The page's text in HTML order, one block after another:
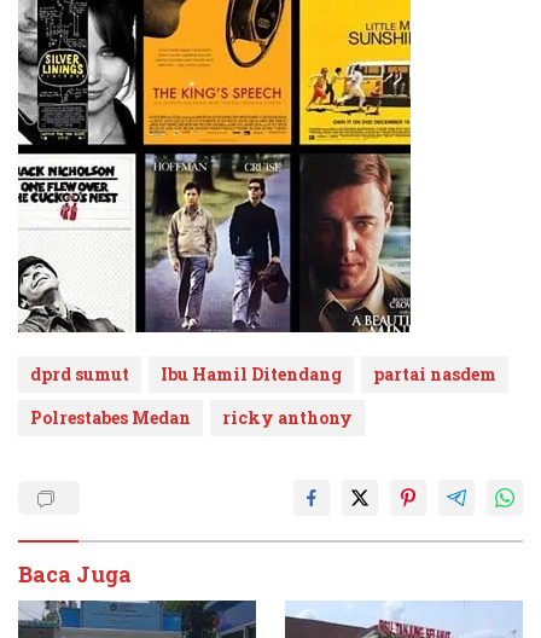
dprd sumut Ibu Hamil Ditendang
partai nasdem
Polrestabes Medan
ricky anthony
Baca Juga